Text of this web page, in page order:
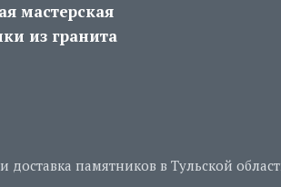
мастерская
из гранита
доставка памятников в Тульской